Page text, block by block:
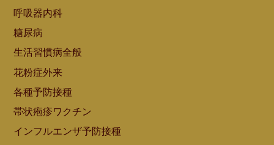
呼吸器内科
糖尿病
生活習慣病全般
花粉症外来
各種予防接種
帯状疱疹ワクチン
インフルエンザ予防接種